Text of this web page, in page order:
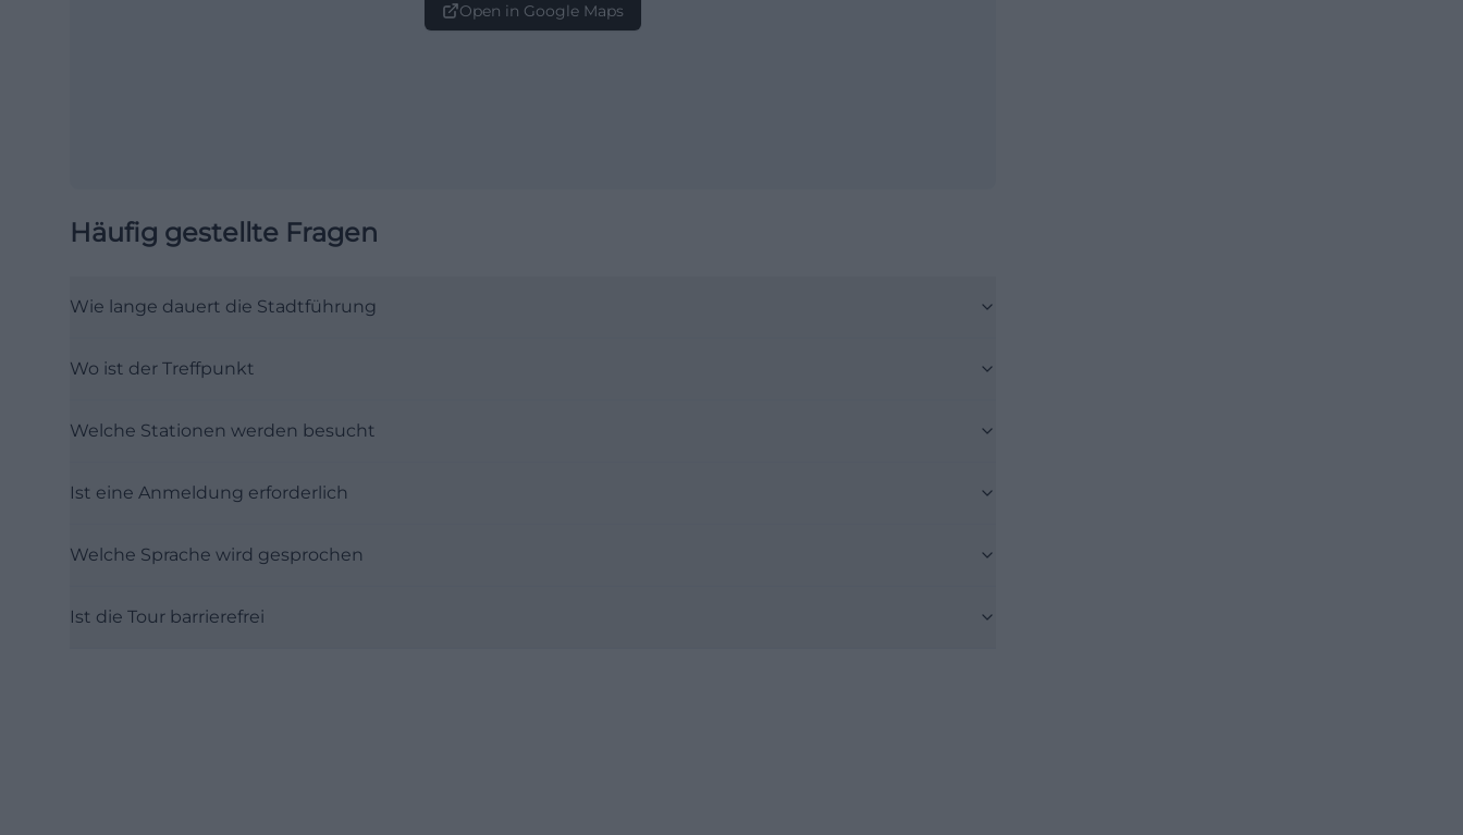
Open in Google Maps
Häufig gestellte Fragen
Wie lange dauert die Stadtführung
Wo ist der Treffpunkt
Welche Stationen werden besucht
Ist eine Anmeldung erforderlich
Welche Sprache wird gesprochen
Ist die Tour barrierefrei